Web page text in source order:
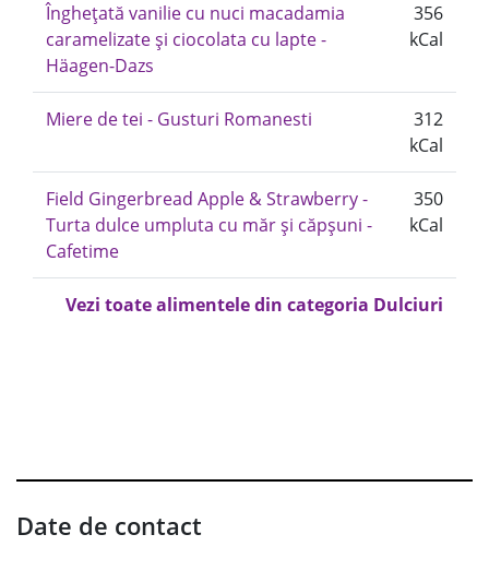
Înghețată vanilie cu nuci macadamia
caramelizate și ciocolata cu lapte -
Häagen-Dazs
356
kCal
Miere de tei - Gusturi Romanesti
312
kCal
Field Gingerbread Apple & Strawberry -
Turta dulce umpluta cu măr și căpșuni -
Cafetime
350
kCal
Vezi toate alimentele din categoria Dulciuri
Date de contact